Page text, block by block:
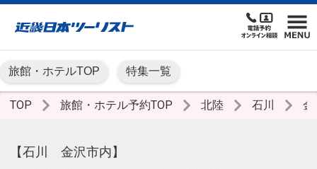
旅館・ホテルTOP 特集一覧
TOP 旅館・ホテル予約TOP 北陸 石川
【石川 金沢市内】